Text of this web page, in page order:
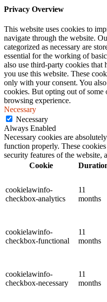
Privacy Overview
This website uses cookies to
navigate through the website.
categorized as necessary are
essential for the working of
also use third-party cookies that
you use this website. These
only with your consent. You
cookies. But opting out of some
browsing experience.
Necessary
Necessary
Always Enabled
Necessary cookies are
function properly. These
security features of the website,
Cookie
cookielawinfo-
checkbox-analytics
11
months
cookielawinfo-
checkbox-functional
11
months
cookielawinfo-
checkbox-necessary
11
months